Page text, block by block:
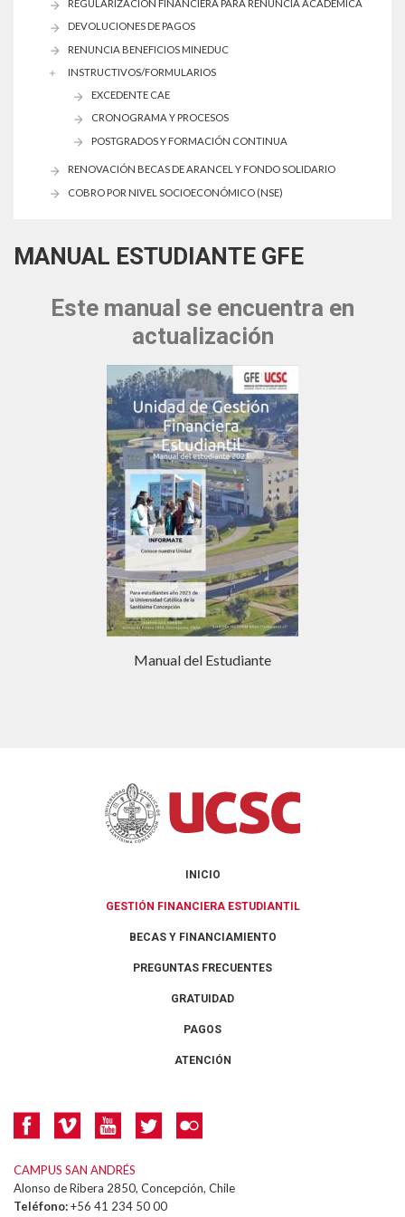
MANUAL ESTUDIANTE GFE
Este manual se encuentra en
actualización
Manual del Estudiante
REGULARIZACIÓN FINANCIERA PARA RENUNCIA ACADÉMICA
DEVOLUCIONES DE PAGOS
RENUNCIA BENEFICIOS MINEDUC
INSTRUCTIVOS/FORMULARIOS
EXCEDENTE CAE
CRONOGRAMA Y PROCESOS
POSTGRADOS Y FORMACIÓN CONTINUA
RENOVACIÓN BECAS DE ARANCEL Y FONDO SOLIDARIO
COBRO POR NIVEL SOCIOECONÓMICO (NSE)
INICIO
GESTIÓN FINANCIERA ESTUDIANTIL
BECAS Y FINANCIAMIENTO
PREGUNTAS FRECUENTES
GRATUIDAD
PAGOS
ATENCIÓN
CAMPUS SAN ANDRÉS
Alonso de Ribera 2850, Concepción, Chile
Teléfono:+56 41 234 50 00